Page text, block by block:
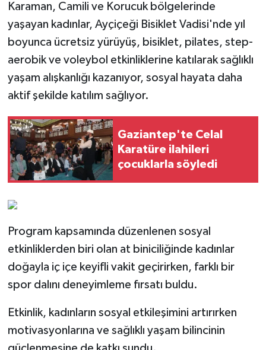
Karaman, Camili ve Korucuk bölgelerinde
yaşayan kadınlar, Ayçiçeği Bisiklet Vadisi'nde yıl
boyunca ücretsiz yürüyüş, bisiklet, pilates, step-
aerobik ve voleybol etkinliklerine katılarak sağlıklı
yaşam alışkanlığı kazanıyor, sosyal hayata daha
aktif şekilde katılım sağlıyor.
Gaziantep'te Celal
Karatüre ilahileri
çocuklarla söyledi
Program kapsamında düzenlenen sosyal
etkinliklerden biri olan at biniciliğinde kadınlar
doğayla iç içe keyifli vakit geçirirken, farklı bir
spor dalını deneyimleme fırsatı buldu.
Etkinlik, kadınların sosyal etkileşimini artırırken
motivasyonlarına ve sağlıklı yaşam bilincinin